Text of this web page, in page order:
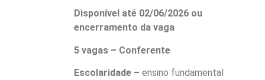
Disponível até 02/06/2026 ou
encerramento da vaga
5 vagas – Conferente
Escolaridade – ensino fundamental